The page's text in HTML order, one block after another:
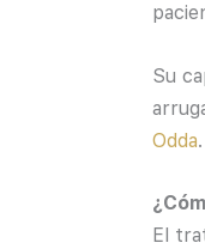
Su
Odda.
El